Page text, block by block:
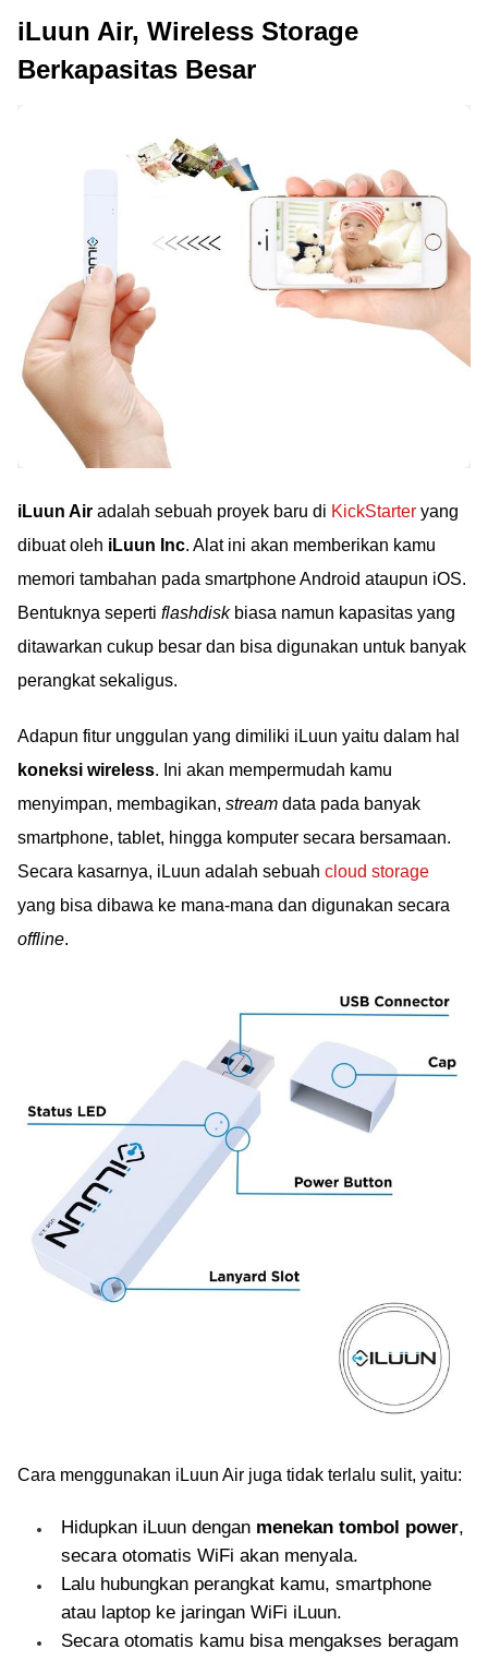
iLuun Air, Wireless Storage
Berkapasitas Besar
iLuun Air adalah sebuah proyek baru di KickStarter yang
dibuat oleh iLuun Inc. Alat ini akan memberikan kamu
memori tambahan pada smartphone Android ataupun iOS.
Bentuknya seperti flashdiskbiasa namun kapasitas yang
ditawarkan cukup besar dan bisa digunakan untuk banyak
perangkat sekaligus.
Adapun fitur unggulan yang dimiliki iLuun yaitu dalam hal
koneksi wireless. Ini akan mempermudah kamu
menyimpan, membagikan, stream data pada banyak
smartphone, tablet, hingga komputer secara bersamaan.
Secara kasarnya, iLuun adalah sebuah cloud storage
yang bisa dibawa ke mana-mana dan digunakan secara
offline.
Cara menggunakan iLuun Air juga tidak terlalu sulit, yaitu:
Hidupkan iLuun dengan menekan tombol power,
secara otomatis WiFi akan menyala.
Lalu hubungkan perangkat kamu, smartphone
atau laptop ke jaringan WiFi iLuun.
Secara otomatis kamu bisa mengakses beragam